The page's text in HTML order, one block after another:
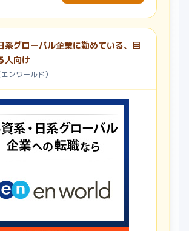
系グローバル企業に勤めている、目
人向け
ンワールド）